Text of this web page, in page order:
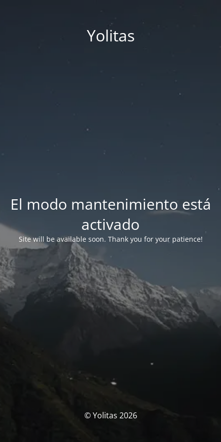
Yolitas
El modo mantenimiento está
activado
Site will be available soon. Thank you for your patience!
© Yolitas 2026